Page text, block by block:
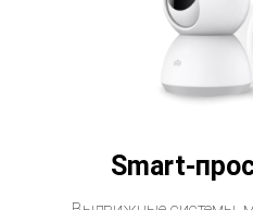
Smart-